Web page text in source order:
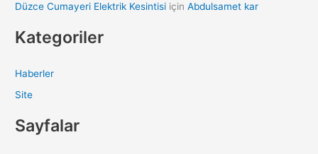
Düzce Cumayeri Elektrik Kesintisi içinAbdulsamet kar
Kategoriler
Haberler
Site
Sayfalar